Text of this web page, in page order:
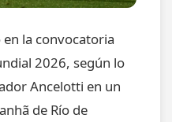
la convocatoria
2026, según lo
Ancelotti en un
de Río de